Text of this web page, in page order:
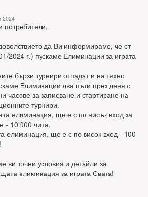
2024
потребители,
да Ви информираме, че от
2024 г.) пускаме Елиминации за играта
бързи турнири отпадат и на тяхно
Елиминации два пъти през деня с
часове за записване и стартиране на
турнири.
елиминация, ще е с по нисък вход за
- 10 000 чипа.
елиминация, ще е с по висок вход - 100
ви точни условия и детайли за
елиминация за играта Свата!